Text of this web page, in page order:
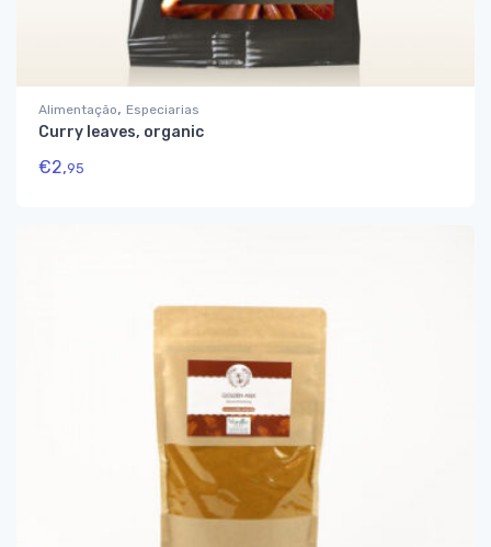
Alimentação, Especiarias
Curry leaves, organic
€2,95